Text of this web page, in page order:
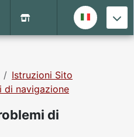
Istruzioni Sito
di navigazione
di